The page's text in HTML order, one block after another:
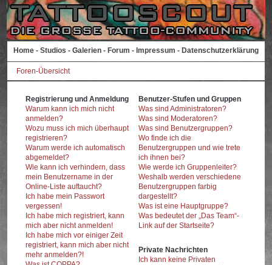
Home - Studios - Galerien - Forum - Impressum - Datenschutzerklärung
Foren-Übersicht
Registrierung und Anmeldung
Warum kann ich mich nicht
anmelden?
Wozu muss ich mich überhaupt
registrieren?
Warum werde ich automatisch
abgemeldet?
Wie kann ich verhindern, dass
mein Benutzername in der
Online-Liste auftaucht?
Ich habe mein Passwort
vergessen!
Ich habe mich registriert, kann
mich aber nicht anmelden!
Ich habe mich vor einiger Zeit
registriert, kann mich aber nicht
mehr anmelden?!
Benutzer-Stufen und Gruppen
Was sind Administratoren?
Was sind Moderatoren?
Was sind Benutzergruppen?
Wo finde ich die
Benutzergruppen und wie trete
ich ihnen bei?
Wie werde ich Gruppenleiter?
Weshalb werden verschiedene
Benutzergruppen farbig
dargestellt?
Was ist eine Hauptgruppe?
Was bedeutet der „Das Team“-
Link auf der Startseite?
Private Nachrichten
Ich kann keine Privaten